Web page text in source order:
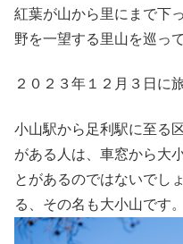
紅葉が山から里にまで下
野を一望する里山を巡っ
２０２３年１２月３日に旅
小山駅から足利駅に至る
がある人は、車窓から大
とがあるのではないでし
る、その名も大小山です。